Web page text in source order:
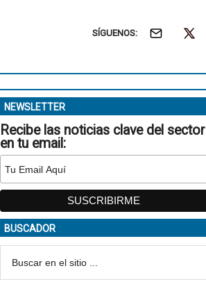
SÍGUENOS:
NEWSLETTER
Recibe las noticias clave del sector
en tu email:
BUSCADOR